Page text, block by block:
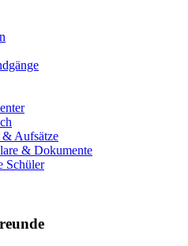
& Aufsätze
& Dokumente
Schüler